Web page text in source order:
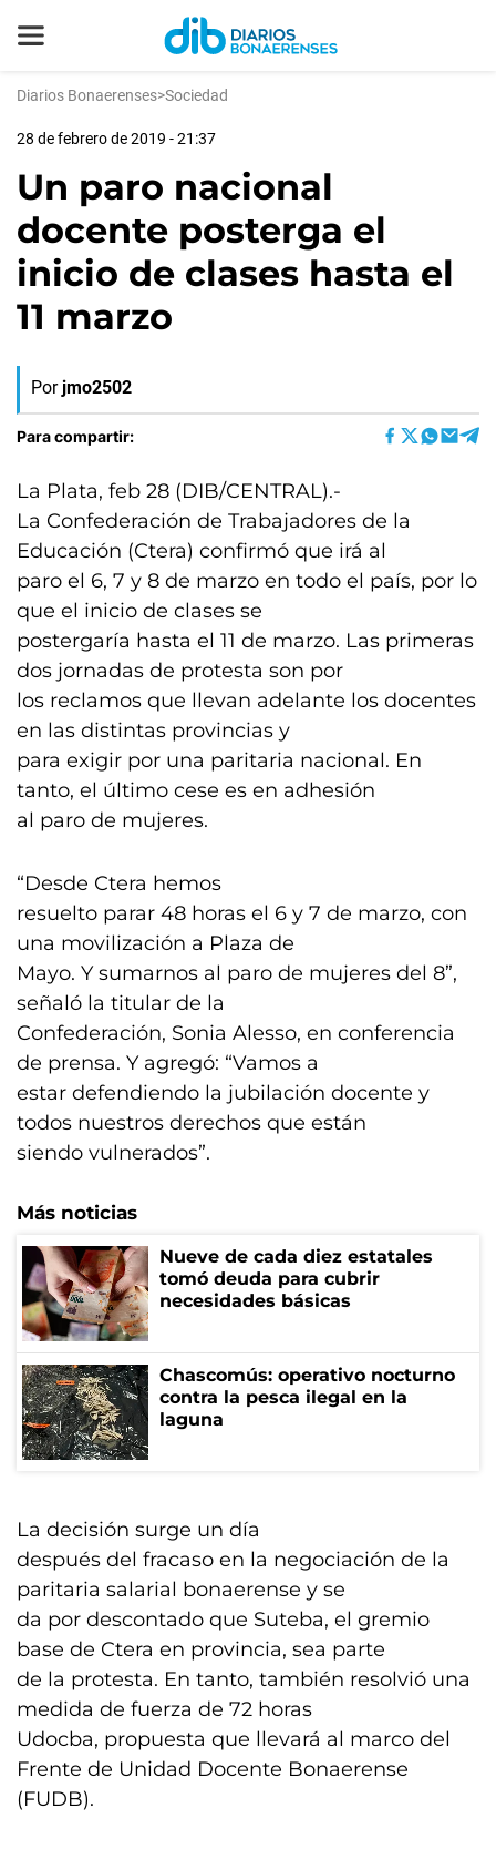
Diarios Bonaerenses>Sociedad
28 de febrero de 2019 - 21:37
Un paro nacional
docente posterga el
inicio de clases hasta el
11 marzo
Por jmo2502
Para compartir:
La Plata, feb 28 (DIB/CENTRAL).-
La Confederación de Trabajadores de la
Educación (Ctera) confirmó que irá al
paro el 6, 7 y 8 de marzo en todo el país, por lo
que el inicio de clases se
postergaría hasta el 11 de marzo. Las primeras
dos jornadas de protesta son por
los reclamos que llevan adelante los docentes
en las distintas provincias y
para exigir por una paritaria nacional. En
tanto, el último cese es en adhesión
al paro de mujeres.
“Desde Ctera hemos
resuelto parar 48 horas el 6 y 7 de marzo, con
una movilización a Plaza de
Mayo. Y sumarnos al paro de mujeres del 8”,
señaló la titular de la
Confederación, Sonia Alesso, en conferencia
de prensa. Y agregó: “Vamos a
estar defendiendo la jubilación docente y
todos nuestros derechos que están
siendo vulnerados”.
Más noticias
Nueve de cada diez estatales
tomó deuda para cubrir
necesidades básicas
Chascomús: operativo nocturno
contra la pesca ilegal en la
laguna
La decisión surge un día
después del fracaso en la negociación de la
paritaria salarial bonaerense y se
da por descontado que Suteba, el gremio
base de Ctera en provincia, sea parte
de la protesta. En tanto, también resolvió una
medida de fuerza de 72 horas
Udocba, propuesta que llevará al marco del
Frente de Unidad Docente Bonaerense
(FUDB).